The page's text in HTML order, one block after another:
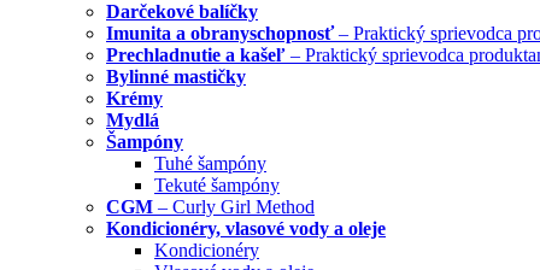
Darčekové balíčky
Imunita a obranyschopnosť– Praktický sprievodca
Prechladnutie a kašeľ – Praktický sprievodca
Bylinné mastičky
Krémy
Mydlá
Šampóny
Tuhé šampóny
Tekuté šampóny
CGM – Curly Girl Method
Kondicionéry, vlasové vody a oleje
Kondicionéry